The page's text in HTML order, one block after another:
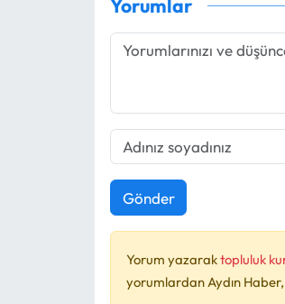
Yorumlar
Gönder
Yorum yazaraktopluluk
yorumlardan Aydın